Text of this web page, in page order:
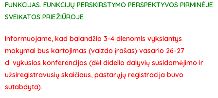
FUNKCIJAS. FUNKCIJŲ PERSKIRSTYMO PERSPEKTYVOS PIRMINĖJE
SVEIKATOS PRIEŽIŪROJE
Informuojame, kad balandžio 3-4 dienomis vyksiantys
mokymai bus kartojimas (vaizdo įrašas) vasario 26-27
d. vykusios konferencijos (dėl didelio dalyvių susidomėjimo ir
užsiregistravusių skaičiaus, pastarųjų registracija buvo
sutabdyta).